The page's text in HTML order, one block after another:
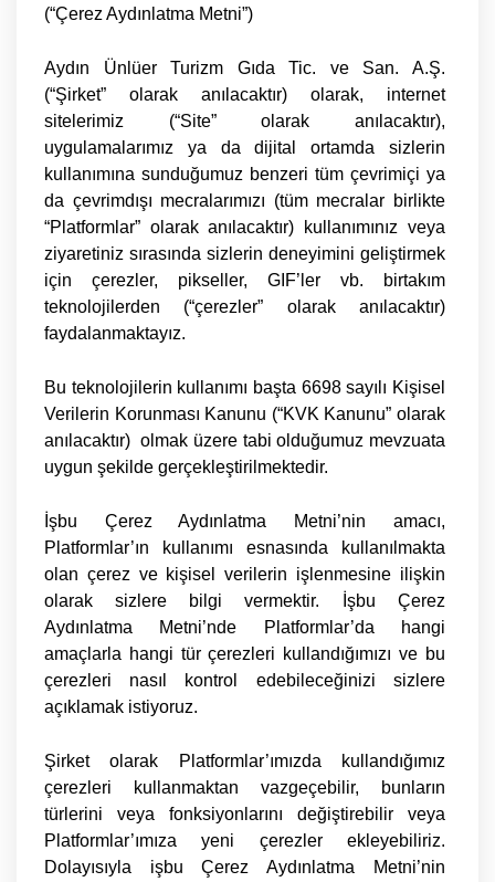
(“Çerez Aydınlatma Metni”)
Aydın Ünlüer Turizm Gıda Tic. ve San. A.Ş.
(“Şirket” olarak anılacaktır) olarak, internet
sitelerimiz (“Site” olarak anılacaktır),
uygulamalarımız ya da dijital ortamda sizlerin
kullanımına sunduğumuz benzeri tüm çevrimiçi ya
da çevrimdışı mecralarımızı (tüm mecralar birlikte
“Platformlar” olarak anılacaktır) kullanımınız veya
ziyaretiniz sırasında sizlerin deneyimini geliştirmek
için çerezler, pikseller, GIF’ler vb. birtakım
teknolojilerden (“çerezler” olarak anılacaktır)
faydalanmaktayız.
Bu teknolojilerin kullanımı başta 6698 sayılı Kişisel
Verilerin Korunması Kanunu (“KVK Kanunu” olarak
anılacaktır) olmak üzere tabi olduğumuz mevzuata
uygun şekilde gerçekleştirilmektedir.
İşbu Çerez Aydınlatma Metni’nin amacı,
Platformlar’ın kullanımı esnasında kullanılmakta
olan çerez ve kişisel verilerin işlenmesine ilişkin
olarak sizlere bilgi vermektir. İşbu Çerez
Aydınlatma Metni’nde Platformlar’da hangi
amaçlarla hangi tür çerezleri kullandığımızı ve bu
çerezleri nasıl kontrol edebileceğinizi sizlere
açıklamak istiyoruz.
Şirket olarak Platformlar’ımızda kullandığımız
çerezleri kullanmaktan vazgeçebilir, bunların
türlerini veya fonksiyonlarını değiştirebilir veya
Platformlar’ımıza yeni çerezler ekleyebiliriz.
Dolayısıyla işbu Çerez Aydınlatma Metni’nin